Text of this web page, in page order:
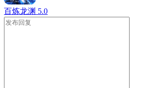
百炼龙渊 5.0